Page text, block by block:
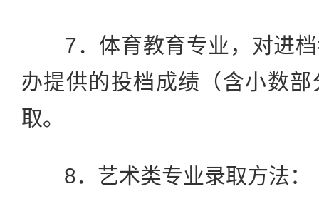
7．体育教育专业，对进档
办提供的投档成绩（含小数
取。
8．艺术类专业录取方法：